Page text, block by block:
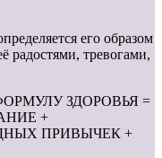
его образом
радостями, тревогами,
ФОРМУЛУ ЗДОРОВЬЯ =
+
ПРИВЫЧЕК +